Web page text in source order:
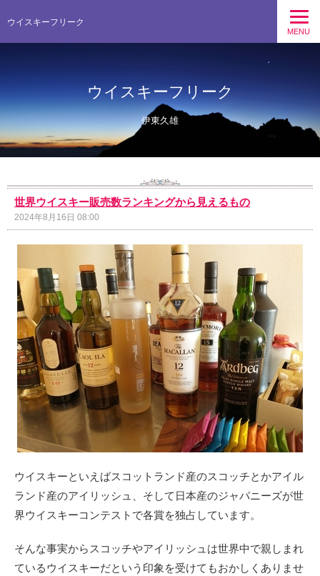
ウイスキーフリーク
MENU
ウイスキーフリーク
伊東久雄
世界ウイスキー販売数ランキングから見えるもの
2024年8月16日 08:00
ウイスキーといえばスコットランド産のスコッチとかアイル
ランド産のアイリッシュ、そして日本産のジャパニーズが世
界ウイスキーコンテストで各賞を独占しています。
そんな事実からスコッチやアイリッシュは世界中で親しまれ
ているウイスキーだという印象を受けてもおかしくありませ